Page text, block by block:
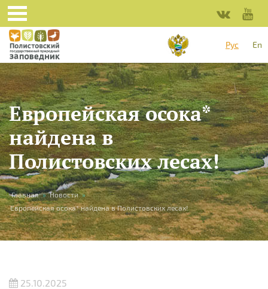
Перейти к основному содержанию
Рус
En
Европейская осока*
найдена в
Полистовских лесах!
Вы здесь
Главная » Новости »
Европейская осока* найдена в Полистовских лесах!
25.10.2025